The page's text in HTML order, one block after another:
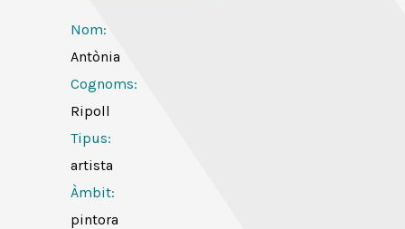
Nom:
Antònia
Cognoms:
Ripoll
Tipus:
artista
Àmbit:
pintora